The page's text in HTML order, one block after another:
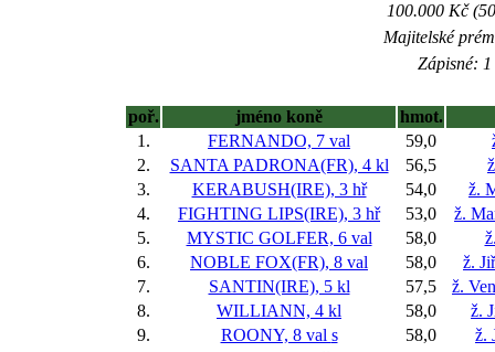
100.000 Kč
Majitelské
Zápisné:
poř. jméno koně
hmot.
1.
FERNANDO, 7 val 59,0
2.
SANTA PADRONA(FR), 4 kl 56,5
3.
KERABUSH(IRE), 3 hř 54,0
ž.
4.
FIGHTING LIPS(IRE), 3 hř 53,0
ž.
5.
MYSTIC GOLFER, 6 val 58,0
6.
NOBLE FOX(FR), 8 val 58,0
ž.
7.
SANTIN(IRE), 5 kl 57,5
ž.
8.
WILLIANN, 4 kl 58,0
ž.
9.
ROONY, 8 val s 58,0
ž.